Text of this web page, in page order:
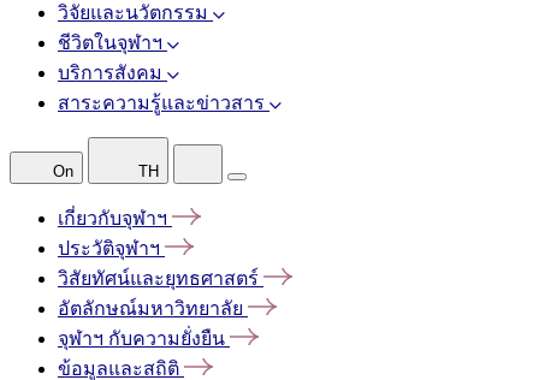
วิจัยและนวัตกรรม
ชีวิตในจุฬาฯ
บริการสังคม
สาระความรู้และข่าวสาร
On TH
เกี่ยวกับจุฬาฯ
ประวัติจุฬาฯ
วิสัยทัศน์และยุทธศาสตร์
อัตลักษณ์มหาวิทยาลัย
จุฬาฯ กับความยั่งยืน
ข้อมูลและสถิติ